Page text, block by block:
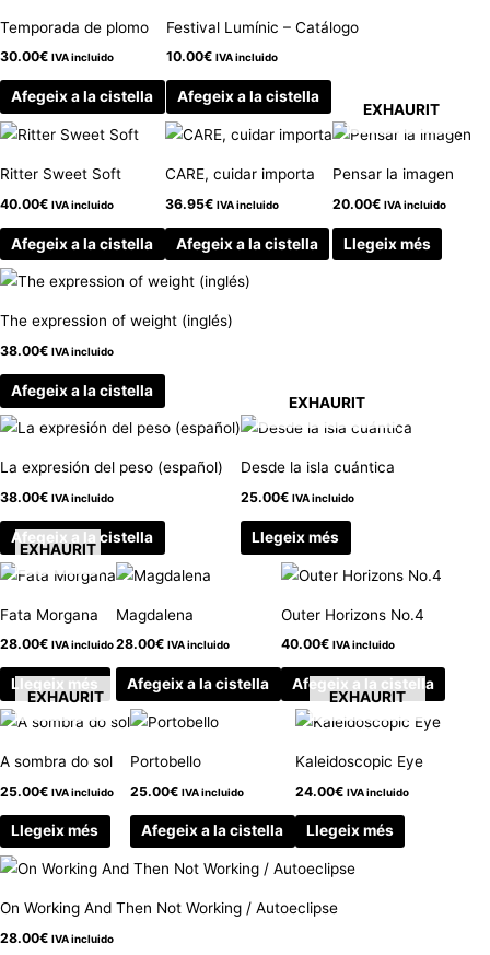
Temporada de plomo
30.00€ IVA incluido
Afegeix a la cistella
Festival Lumínic – Catálogo
10.00€ IVA incluido
Afegeix a la cistella
Ritter Sweet Soft
40.00€ IVA incluido
Afegeix a la cistella
CARE, cuidar importa
36.95€ IVA incluido
Afegeix a la cistella
EXHAURIT
Pensar la imagen
20.00€ IVA incluido
Llegeix més
The expression of weight (inglés)
38.00€ IVA incluido
Afegeix a la cistella
La expresión del peso (español)
38.00€ IVA incluido
Afegeix a la cistella
EXHAURIT
Desde la isla cuántica
25.00€ IVA incluido
Llegeix més
EXHAURIT
Fata Morgana
28.00€ IVA incluido
Llegeix més
Magdalena
28.00€ IVA incluido
Afegeix a la cistella
Outer Horizons No.4
40.00€ IVA incluido
Afegeix a la cistella
EXHAURIT
A sombra do sol
25.00€ IVA incluido
Llegeix més
Portobello
25.00€ IVA incluido
Afegeix a la cistella
EXHAURIT
Kaleidoscopic Eye
24.00€ IVA incluido
Llegeix més
On Working And Then Not Working / Autoeclipse
28.00€ IVA incluido